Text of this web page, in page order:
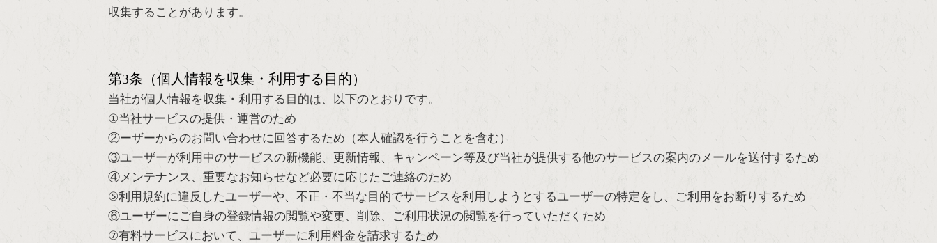
収集することがあります。
第3条（個人情報を収集・利用する目的）
当社が個人情報を収集・利用する目的は、以下のとおりです。
①当社サービスの提供・運営のため
②ーザーからのお問い合わせに回答するため（本人確認を行うことを含む）
③ユーザーが利用中のサービスの新機能、更新情報、キャンペーン等及び当社が提供する他のサービスの案内のメールを送付するため
④メンテナンス、重要なお知らせなど必要に応じたご連絡のため
⑤利用規約に違反したユーザーや、不正・不当な目的でサービスを利用しようとするユーザーの特定をし、ご利用をお断りするため
⑥ユーザーにご自身の登録情報の閲覧や変更、削除、ご利用状況の閲覧を行っていただくため
⑦有料サービスにおいて、ユーザーに利用料金を請求するため